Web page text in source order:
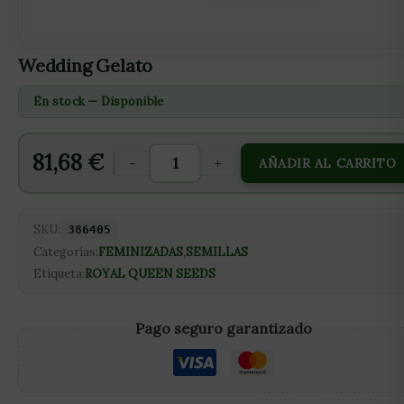
Wedding Gelato
En stock — Disponible
81,68 € - + AÑADIR AL CARRITO
SKU: 386405
Categorías:FEMINIZADAS,SEMILLAS
Etiqueta:ROYAL QUEEN SEEDS
Pago seguro garantizado